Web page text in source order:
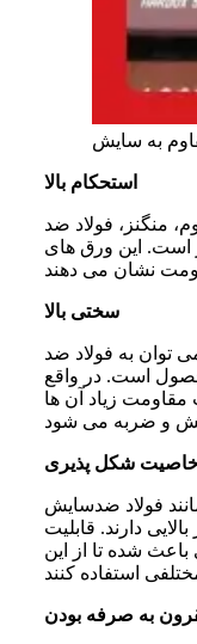
به سایش
استحکام بالا
منگنز، فولاد ضد
است. این ورق‌ های
سختی بالا
توان به فولاد ضد
است. در واقع
مقاومت زیاد آن ها
شکل پذیری
فولاد ضدسایش
دارند. قابلیت
شده تا از این
به صرفه بودن